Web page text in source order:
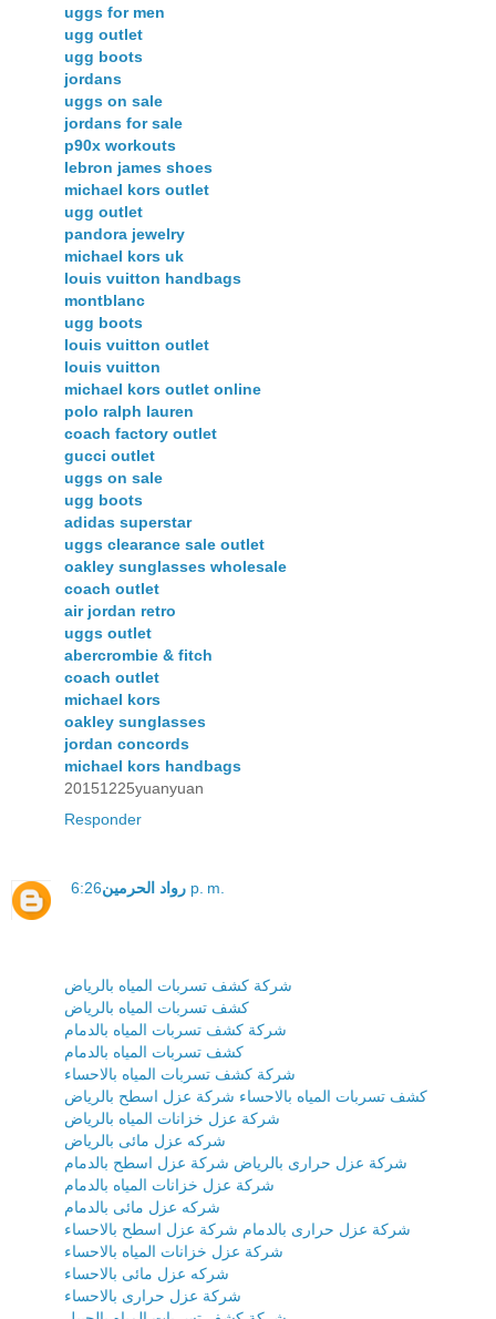
uggs for men
ugg outlet
ugg boots
jordans
uggs on sale
jordans for sale
p90x workouts
lebron james shoes
michael kors outlet
ugg outlet
pandora jewelry
michael kors uk
louis vuitton handbags
montblanc
ugg boots
louis vuitton outlet
louis vuitton
michael kors outlet online
polo ralph lauren
coach factory outlet
gucci outlet
uggs on sale
ugg boots
adidas superstar
uggs clearance sale outlet
oakley sunglasses wholesale
coach outlet
air jordan retro
uggs outlet
abercrombie & fitch
coach outlet
michael kors
oakley sunglasses
jordan concords
michael kors handbags
20151225yuanyuan
Responder
رواد الحرمين 6:26 p. m.
شركة كشف تسربات المياه بالرياض
كشف تسربات المياه بالرياض
شركة كشف تسربات المياه بالدمام
كشف تسربات المياه بالدمام
شركة كشف تسربات المياه بالاحساء
كشف تسربات المياه بالاحساء شركة عزل اسطح بالرياض
شركة عزل خزانات المياه بالرياض
شركه عزل مائى بالرياض
شركة عزل حرارى بالرياض شركة عزل اسطح بالدمام
شركة عزل خزانات المياه بالدمام
شركه عزل مائى بالدمام
شركة عزل حرارى بالدمام شركة عزل اسطح بالاحساء
شركة عزل خزانات المياه بالاحساء
شركه عزل مائى بالاحساء
شركة عزل حرارى بالاحساء